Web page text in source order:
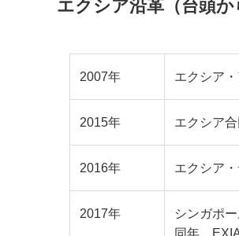
エクシア沿革（台頭か
2007年 エクシア
2015年 エクシア
2016年 エクシア
2017年
シンガポ